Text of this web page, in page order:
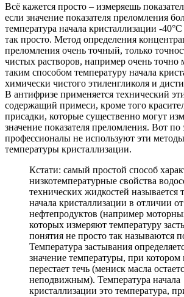
Всё кажется просто – измеряешь
если значение показателя преломления
температура начала кристаллизации -
так просто. Метод определения
преломления очень точный, только
чистых растворов, например очень точно
таким способом температуру начала
химически чистого этиленгликоля и
В антифризе применяется технический
содержащий примеси, кроме того
присадки, которые существенно могут
значение показателя преломления. Вот
профессионалы не используют эти
температуры кристаллизации.
Кстати: самый простой способ
низкотемпературные свойства
технических жидкостей называется
начала кристаллизации в отличии от
нефтепродуктов (например
которых измеряют температуру
понятия не просто так называются
Температура застывания
значение температуры, при котором
перестает течь (мениск масла
неподвижным). Температура начала
кристаллизации это температура,